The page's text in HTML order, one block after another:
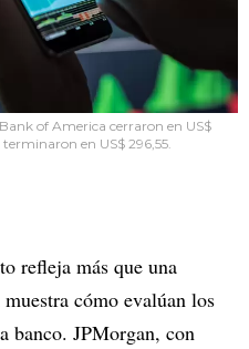
of America cerraron en US$
en US$ 296,55.
refleja más que una
cómo evalúan los
banco. JPMorgan, con